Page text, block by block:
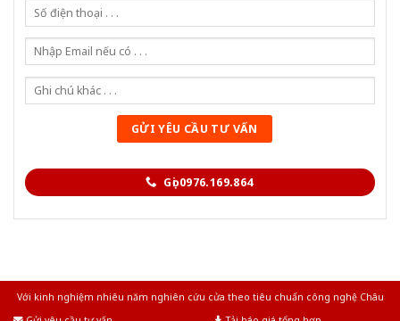
Gọi 0976.169.864
Với kinh nghiệm nhiêu năm nghiên cứu cửa theo tiêu chuẩn công nghệ Châu